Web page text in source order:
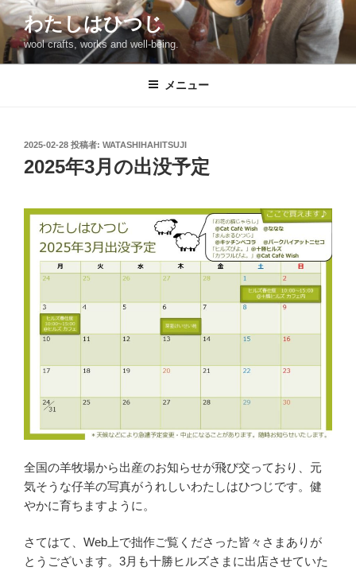
コ
ン
テ
ン
わたしはひつじ
wool crafts, works and well-being.
メニュー
投
稿
日:
2025-02-28 投稿者: WATASHIHAHITSUJI
2025年3月の出没予定
全国の羊牧場から出産のお知らせが飛び交っており、元
気そうな仔羊の写真がうれしいわたしはひつじです。健
やかに育ちますように。
さてはて、Web上で拙作ご覧くださった皆々さまありが
とうございます。3月も十勝ヒルズさまに出店させていた